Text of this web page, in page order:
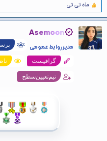
ا
ک
ن
ش‌
ه
ماه تی تی
Asemoon
مدیر روابط عمومی
گرافیست
تیم‌تعیین‌سطح